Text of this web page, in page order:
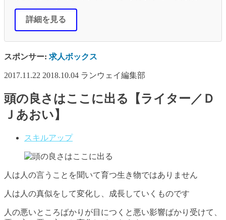
詳細を見る
スポンサー: 求人ボックス
2017.11.22 2018.10.04 ランウェイ編集部
頭の良さはここに出る【ライター／Ｄ
Ｊあおい】
スキルアップ
人は人の言うことを聞いて育つ生き物ではありません
人は人の真似をして変化し、成長していくものです
人の悪いところばかりが目につくと悪い影響ばかり受けて、